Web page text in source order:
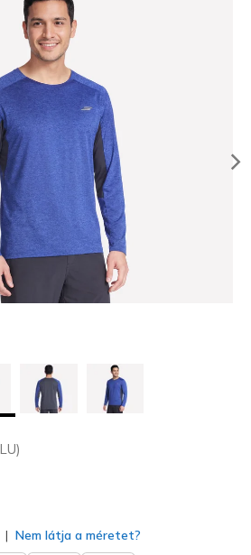
)
Nem látja a méretet?